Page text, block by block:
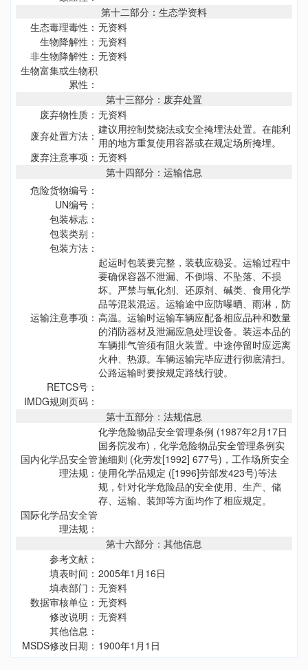
第十二部分：生态学资料
生态毒理毒性： 无资料
生物降解性： 无资料
非生物降解性： 无资料
生物富集或生物积
累性：
第十三部分：废弃处置
废弃物性质： 无资料
废弃处置方法： 建议用控制焚烧法或安全掩埋法处置。在能利
用的地方重复使用容器或在规定场所掩埋。
废弃注意事项： 无资料
第十四部分：运输信息
危险货物编号：
UN编号：
包装标志：
包装类别：
包装方法：
运输注意事项：
起运时包装要完整，装载应稳妥。运输过程中
要确保容器不泄漏、不倒塌、不坠落、不损
坏。严禁与氧化剂、还原剂、碱类、食用化学
品等混装混运。运输途中应防曝晒、雨淋，防
高温。运输时运输车辆应配备相应品种和数量
的消防器材及泄漏应急处理设备。装运本品的
车辆排气管须有阻火装置。中途停留时应远离
火种、热源。车辆运输完毕应进行彻底清扫。
公路运输时要按规定路线行驶。
RETCS号：
IMDG规则页码：
第十五部分：法规信息
国内化学品安全管
理法规：
化学危险物品安全管理条例 (1987年2月17日
国务院发布)，化学危险物品安全管理条例实
施细则 (化劳发[1992] 677号)，工作场所安全
使用化学品规定 ([1996]劳部发423号)等法
规，针对化学危险品的安全使用、生产、储
存、运输、装卸等方面均作了相应规定。
国际化学品安全管
理法规：
第十六部分：其他信息
参考文献：
填表时间： 2005年1月16日
填表部门： 无资料
数据审核单位： 无资料
修改说明： 无资料
其他信息：
MSDS修改日期： 1900年1月1日